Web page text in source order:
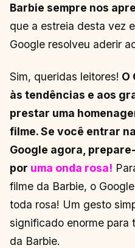
Barbie sempre nos
que a estreia desta vez
Google resolveu aderir
Sim, queridas leitores! O
às tendências e aos
prestar uma
filme. Se você entrar
Google agora,
por uma onda rosa!
filme da Barbie, o
toda rosa! Um gesto
significado enorme para
da Barbie.